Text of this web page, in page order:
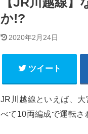
か!?
2020年2月24日
ツイート
JR川越線といえば、
べて10両編成で運転さ